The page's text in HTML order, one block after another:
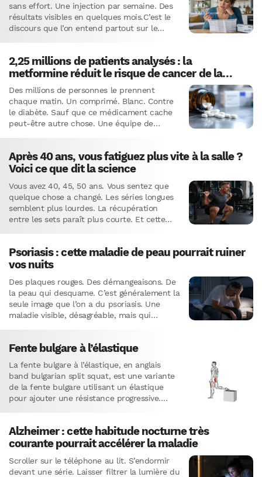
sans effort. Une injection par semaine. Des
résultats visibles en quelques mois.C’est le
discours que l’on entend partout sur le
2,25 millions de patients analysés : la
metformine réduit le risque de cancer de la
prostate
Des millions de personnes le prennent
chaque matin. Un comprimé. Blanc. Contre
le diabète. Sauf que ce médicament cache
peut-être autre chose. Une équipe de
Après 40 ans, vous fatiguez plus vite à la salle ?
Voici ce que dit la science
Vous avez 40, 45, 50 ans. Vous sentez que
quelque chose a changé. Les séries longues
semblent plus lourdes. La récupération
entre les sets paraît plus courte. Et cette
Psoriasis : cette maladie de peau pourrait ruiner
vos nuits
Des plaques rouges. Des démangeaisons. De
la peau qui desquame. C’est généralement la
seule image que l’on a du psoriasis. Une
maladie visible, désagréable, mais qui
Fente bulgare à l’élastique
La fente bulgare à l’élastique, en anglais
band bulgarian split squat, est une variante
de la fente bulgare utilisant un élastique
pour ajouter une résistance progressive.
Alzheimer : cette habitude nocturne très
courante pourrait accélérer la maladie
Scroller sur le téléphone au lit. S’endormir
devant une série. Laisser filtrer la lumière du